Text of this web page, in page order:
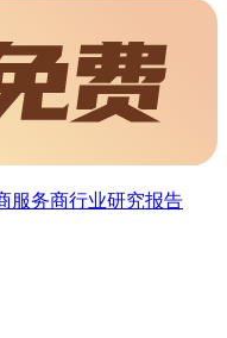
服务商行业研究报告